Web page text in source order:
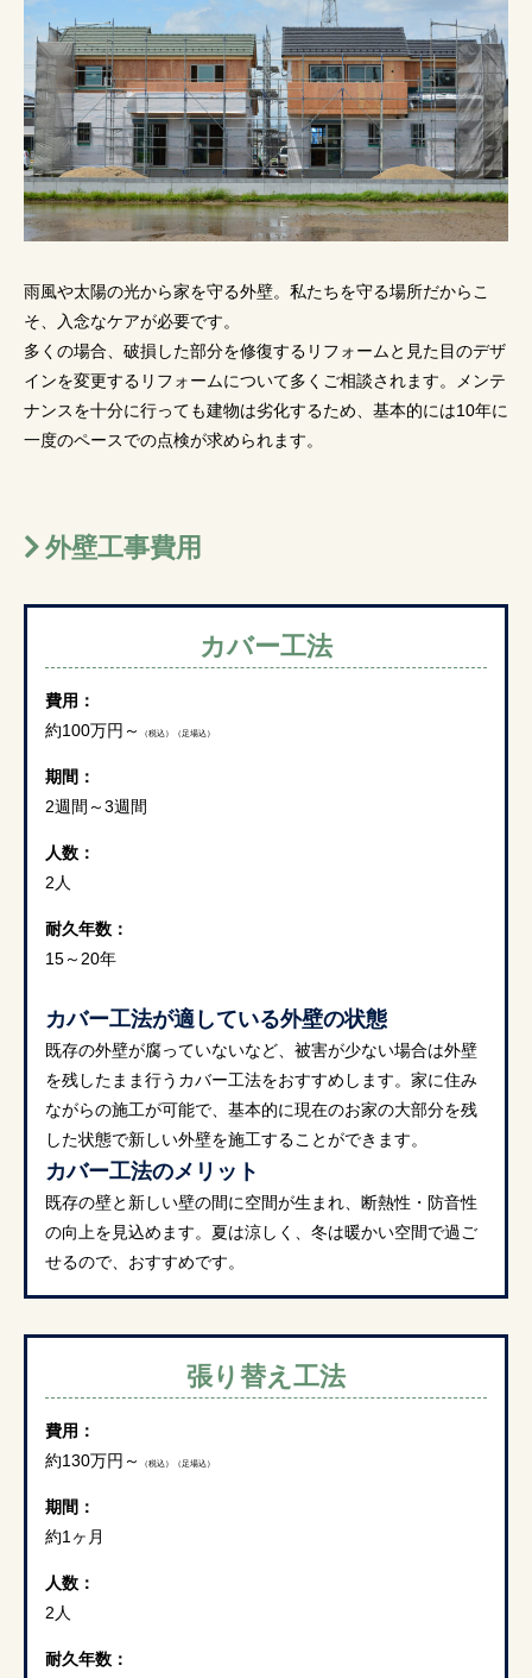
雨風や太陽の光から家を守る外壁。私たちを守る場所だからこ
そ、入念なケアが必要です。
多くの場合、破損した部分を修復するリフォームと見た目のデザ
インを変更するリフォームについて多くご相談されます。メンテ
ナンスを十分に行っても建物は劣化するため、基本的には10年に
一度のペースでの点検が求められます。
外壁工事費用
カバー工法
費用：
約100万円～
（税込）（足場込）
期間：
2週間～3週間
人数：
2人
耐久年数：
15～20年
カバー工法が適している外壁の状態
既存の外壁が腐っていないなど、被害が少ない場合は外壁
を残したまま行うカバー工法をおすすめします。家に住み
ながらの施工が可能で、基本的に現在のお家の大部分を残
した状態で新しい外壁を施工することができます。
カバー工法のメリット
既存の壁と新しい壁の間に空間が生まれ、断熱性・防音性
の向上を見込めます。夏は涼しく、冬は暖かい空間で過ご
せるので、おすすめです。
張り替え工法
費用：
約130万円～
（税込）（足場込）
期間：
約1ヶ月
人数：
2人
耐久年数：